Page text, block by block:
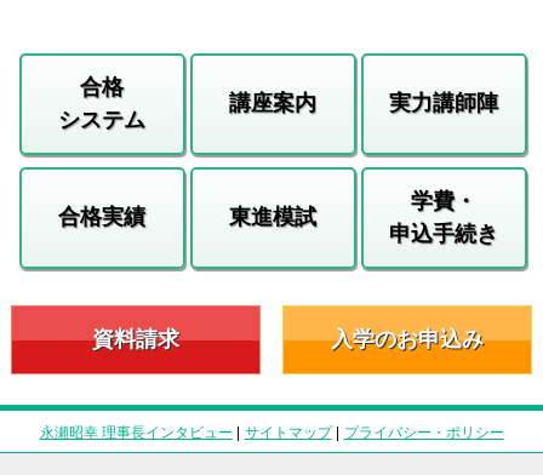
合格
システム
講座案内 実力講師陣
合格実績 東進模試
学費・
申込手続き
資料請求 入学のお申込み
永瀬昭幸 理事長インタビュー | サイトマップ| プライバシー・ポリシー